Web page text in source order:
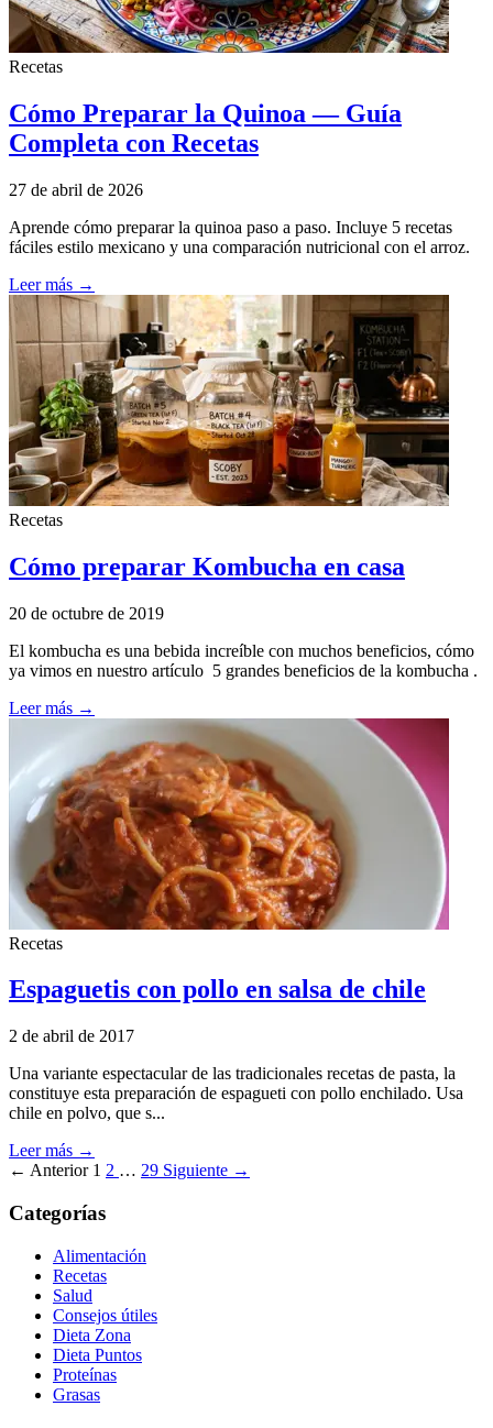
Recetas
Cómo Preparar la Quinoa — Guía
Completa con Recetas
27 de abril de 2026
Aprende cómo preparar la quinoa paso a paso. Incluye 5 recetas
fáciles estilo mexicano y una comparación nutricional con el arroz.
Leer más →
Recetas
Cómo preparar Kombucha en casa
20 de octubre de 2019
El kombucha es una bebida increíble con muchos beneficios, cómo
ya vimos en nuestro artículo 5 grandes beneficios de la kombucha .
Leer más →
Recetas
Espaguetis con pollo en salsa de chile
2 de abril de 2017
Una variante espectacular de las tradicionales recetas de pasta, la
constituye esta preparación de espagueti con pollo enchilado. Usa
chile en polvo, que s...
Leer más →
← Anterior 1 2 … 29 Siguiente →
Categorías
Alimentación
Recetas
Salud
Consejos útiles
Dieta Zona
Dieta Puntos
Proteínas
Grasas